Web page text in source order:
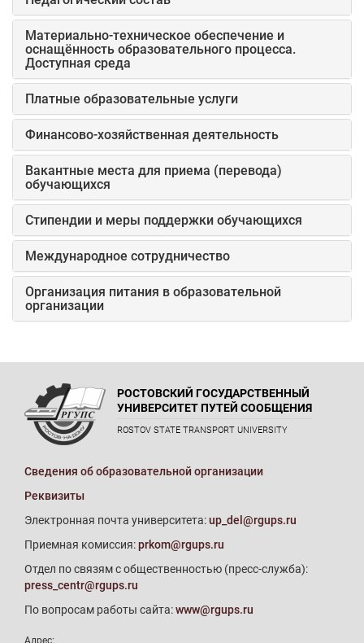
Материально-техническое обеспечение и
оснащённость образовательного процесса.
Доступная среда
Платные образовательные услуги
Финансово-хозяйственная деятельность
Вакантные места для приема (перевода)
обучающихся
Стипендии и меры поддержки обучающихся
Международное сотрудничество
Организация питания в образовательной
организации
РОСТОВСКИЙ ГОСУДАРСТВЕННЫЙ
УНИВЕРСИТЕТ ПУТЕЙ СООБЩЕНИЯ
ROSTOV STATE TRANSPORT UNIVERSITY
Сведения об образовательной организации
Реквизиты
Электронная почта университета:up_del@rgups.ru
Приемная комиссия:prkom@rgups.ru
Отдел по связям с общественностью (пресс-служба):
press_centr@rgups.ru
По вопросам работы сайта:www@rgups.ru
Адрес: